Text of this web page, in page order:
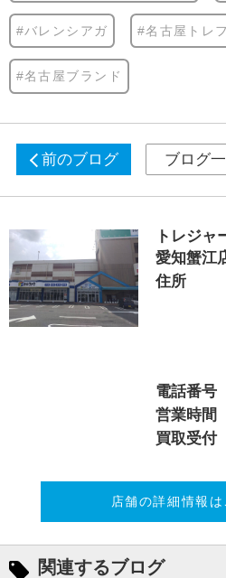
#バレンシアガ #名古屋トレ
#名古屋ブランド
前のブログ ブログ
トレジャ
愛知蟹江
住所
電話番号
営業時間
買取受付
店舗の詳細情報
関連するブログ